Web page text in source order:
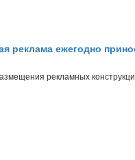
реклама ежегодно
рекламных